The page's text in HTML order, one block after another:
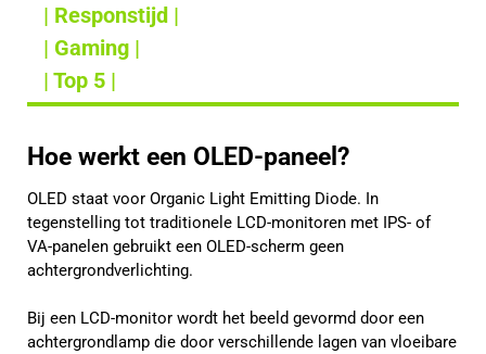
| Responstijd |
| Gaming |
| Top 5 |
Hoe werkt een OLED-paneel?
OLED staat voor Organic Light Emitting Diode. In
tegenstelling tot traditionele LCD-monitoren met IPS- of
VA-panelen gebruikt een OLED-scherm geen
achtergrondverlichting.
Bij een LCD-monitor wordt het beeld gevormd door een
achtergrondlamp die door verschillende lagen van vloeibare